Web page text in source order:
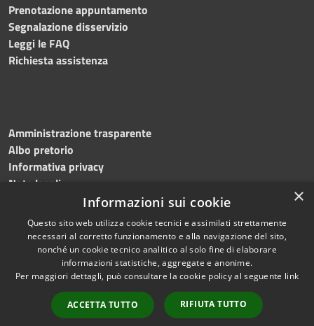
Prenotazione appuntamento
Segnalazione disservizio
Leggi le FAQ
Richiesta assistenza
Amministrazione trasparente
Albo pretorio
Informativa privacy
Note legali
Dichiarazione di accessibilità
Accessibilità
Copyright © 2026 • Comune di
Bagnoli Irpino • Powered by
Municipium•
Accesso
redazione
×
Informazioni sui cookie
Questo sito web utilizza cookie tecnici e assimilati strettamente
necessari al corretto funzionamento e alla navigazione del sito,
nonché un cookie tecnico analitico al solo fine di elaborare
informazioni statistiche, aggregate e anonime.
Per maggiori dettagli, può consultare la cookie policy al seguente link
ACCETTA TUTTO RIFIUTA TUTTO